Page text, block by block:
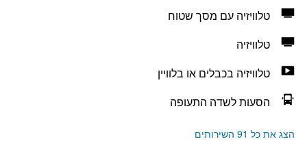
טלוויזיה עם מסך שטוח
טלוויזיה
טלוויזיה בכבלים או בלוויין
הסעות לשדה התעופה
הצג את כל 91 השירותים